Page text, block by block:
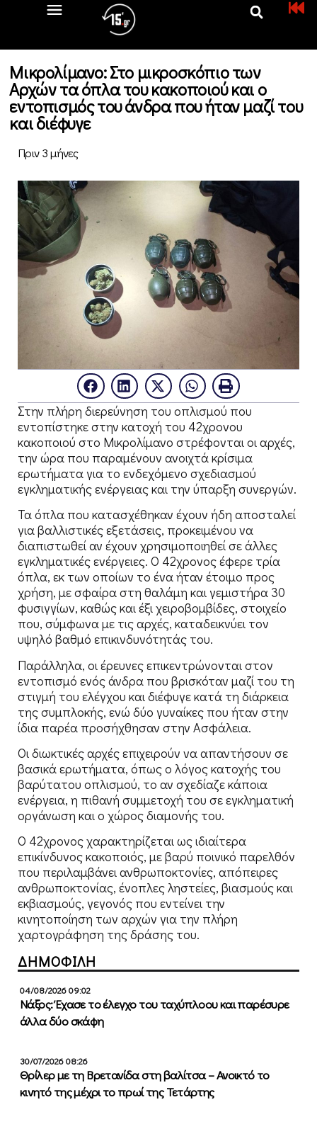
Μικρολίμανο: Στο μικροσκόπιο των
Αρχών τα όπλα του κακοποιού και ο
εντοπισμός του άνδρα που ήταν μαζί του
και διέφυγε
Πριν 3 μήνες
Στην πλήρη διερεύνηση του οπλισμού που
εντοπίστηκε στην κατοχή του 42χρονου
κακοποιού στο Μικρολίμανο στρέφονται οι αρχές,
την ώρα που παραμένουν ανοιχτά κρίσιμα
ερωτήματα για το ενδεχόμενο σχεδιασμού
εγκληματικής ενέργειας και την ύπαρξη συνεργών.
Τα όπλα που κατασχέθηκαν έχουν ήδη αποσταλεί
για βαλλιστικές εξετάσεις, προκειμένου να
διαπιστωθεί αν έχουν χρησιμοποιηθεί σε άλλες
εγκληματικές ενέργειες. Ο 42χρονος έφερε τρία
όπλα, εκ των οποίων το ένα ήταν έτοιμο προς
χρήση, με σφαίρα στη θαλάμη και γεμιστήρα 30
φυσιγγίων, καθώς και έξι χειροβομβίδες, στοιχείο
που, σύμφωνα με τις αρχές, καταδεικνύει τον
υψηλό βαθμό επικινδυνότητάς του.
Παράλληλα, οι έρευνες επικεντρώνονται στον
εντοπισμό ενός άνδρα που βρισκόταν μαζί του τη
στιγμή του ελέγχου και διέφυγε κατά τη διάρκεια
της συμπλοκής, ενώ δύο γυναίκες που ήταν στην
ίδια παρέα προσήχθησαν στην Ασφάλεια.
Οι διωκτικές αρχές επιχειρούν να απαντήσουν σε
βασικά ερωτήματα, όπως ο λόγος κατοχής του
βαρύτατου οπλισμού, το αν σχεδίαζε κάποια
ενέργεια, η πιθανή συμμετοχή του σε εγκληματική
οργάνωση και ο χώρος διαμονής του.
Ο 42χρονος χαρακτηρίζεται ως ιδιαίτερα
επικίνδυνος κακοποιός, με βαρύ ποινικό παρελθόν
που περιλαμβάνει ανθρωποκτονίες, απόπειρες
ανθρωποκτονίας, ένοπλες ληστείες, βιασμούς και
εκβιασμούς, γεγονός που εντείνει την
κινητοποίηση των αρχών για την πλήρη
χαρτογράφηση της δράσης του.
ΔΗΜΟΦΙΛΗ
04/08/2026 09:02
Νάξος: Έχασε το έλεγχο του ταχύπλοου και παρέσυρε
άλλα δύο σκάφη
30/07/2026 08:26
Θρίλερ με τη Βρετανίδα στη βαλίτσα – Ανοικτό το
κινητό της μέχρι το πρωί της Τετάρτης